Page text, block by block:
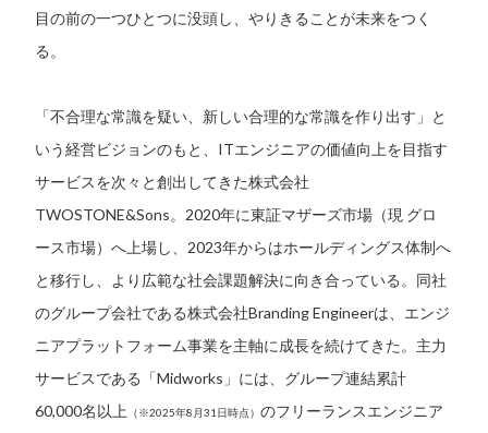
目の前の一つひとつに没頭し、やりきることが未来をつく
る。
「不合理な常識を疑い、新しい合理的な常識を作り出す」と
いう経営ビジョンのもと、ITエンジニアの価値向上を目指す
サービスを次々と創出してきた株式会社
TWOSTONE&Sons。2020年に東証マザーズ市場（現 グロ
ース市場）へ上場し、2023年からはホールディングス体制へ
と移行し、より広範な社会課題解決に向き合っている。同社
のグループ会社である株式会社Branding Engineerは、エンジ
ニアプラットフォーム事業を主軸に成長を続けてきた。主力
サービスである「Midworks」には、グループ連結累計
60,000名以上
（※2025年8月31日時点）のフリーランスエンジニア